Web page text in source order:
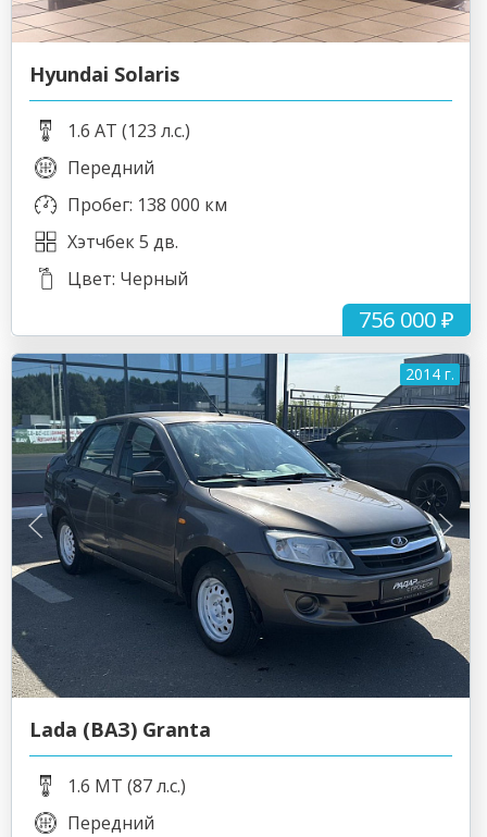
756 000 ₽
Hyundai Solaris
1.6 AT (123 л.с.)
Передний
Пробег: 138 000 км
Хэтчбек 5 дв.
Цвет: Черный
2014 г.
Lada (ВАЗ) Granta
1.6 MT (87 л.с.)
Передний